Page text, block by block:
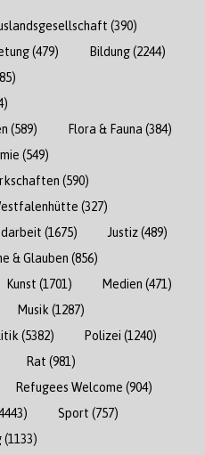
(390)
(479) Bildung(2244)
(589) Flora & Fauna (384)
(549)
(590)
(327)
(1675) Justiz(489)
& Glauben (856)
Kunst (1701) Medien (471)
Musik (1287)
(5382) Polizei (1240)
Rat (981)
Refugees Welcome (904)
Sport (757)
(1133)